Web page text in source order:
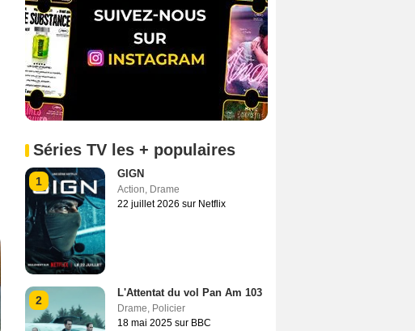
Séries TV les + populaires
1
GIGN
Action, Drame
22 juillet 2026 sur Netflix
2
L'Attentat du vol Pan Am 103
Drame, Policier
18 mai 2025 sur BBC